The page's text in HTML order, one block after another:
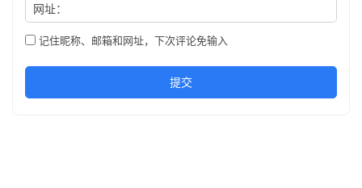
网址：
记住昵称、邮箱和网址，下次评论免输入
提交